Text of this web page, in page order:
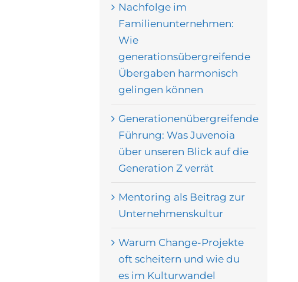
Nachfolge im
Familienunternehmen:
Wie
generationsübergreifende
Übergaben harmonisch
gelingen können
Generationenübergreifende
Führung: Was Juvenoia
über unseren Blick auf die
Generation Z verrät
Mentoring als Beitrag zur
Unternehmenskultur
Warum Change-Projekte
oft scheitern und wie du
es im Kulturwandel